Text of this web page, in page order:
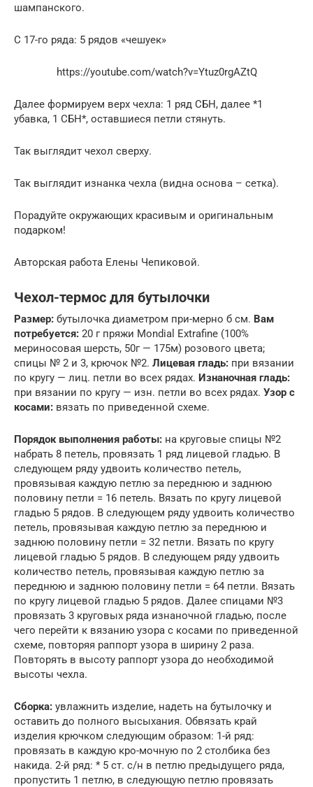
шампанского.
С 17-го ряда: 5 рядов «чешуек»
https://youtube.com/watch?v=Ytuz0rgAZtQ
Далее формируем верх чехла: 1 ряд СБН, далее *1
убавка, 1 СБН*, оставшиеся петли стянуть.
Так выглядит чехол сверху.
Так выглядит изнанка чехла (видна основа – сетка).
Порадуйте окружающих красивым и оригинальным
подарком!
Авторская работа Елены Чепиковой.
Чехол-термос для бутылочки
Размер: бутылочка диаметром при-мерно б см. Вам
потребуется: 20 г пряжи Mondial Extrafine (100%
мериносовая шерсть, 50г — 175м) розового цвета;
спицы № 2 и 3, крючок №2. Лицевая гладь: при вязании
по кругу — лиц. петли во всех рядах. Изнаночная гладь:
при вязании по кругу — изн. петли во всех рядах. Узор с
косами: вязать по приведенной схеме.
Порядок выполнения работы: на круговые спицы №2
набрать 8 петель, провязать 1 ряд лицевой гладью. В
следующем ряду удвоить количество петель,
провязывая каждую петлю за переднюю и заднюю
половину петли = 16 петель. Вязать по кругу лицевой
гладью 5 рядов. В следующем ряду удвоить количество
петель, провязывая каждую петлю за переднюю и
заднюю половину петли = 32 петли. Вязать по кругу
лицевой гладью 5 рядов. В следующем ряду удвоить
количество петель, провязывая каждую петлю за
переднюю и заднюю половину петли = 64 петли. Вязать
по кругу лицевой гладью 5 рядов. Далее спицами №3
провязать 3 круговых ряда изнаночной гладью, после
чего перейти к вязанию узора с косами по приведенной
схеме, повторяя раппорт узора в ширину 2 раза.
Повторять в высоту раппорт узора до необходимой
высоты чехла.
Сборка: увлажнить изделие, надеть на бутылочку и
оставить до полного высыхания. Обвязать край
изделия крючком следующим образом: 1-й ряд:
провязать в каждую кро-мочную по 2 столбика без
накида. 2-й ряд: * 5 ст. с/н в петлю предыдущего ряда,
пропустить 1 петлю, в следующую петлю провязать